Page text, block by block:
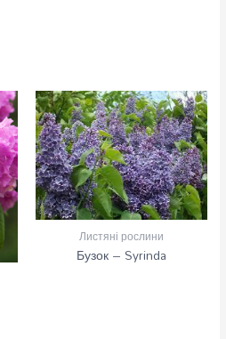
Листяні рослини
Бузок – Syrinda